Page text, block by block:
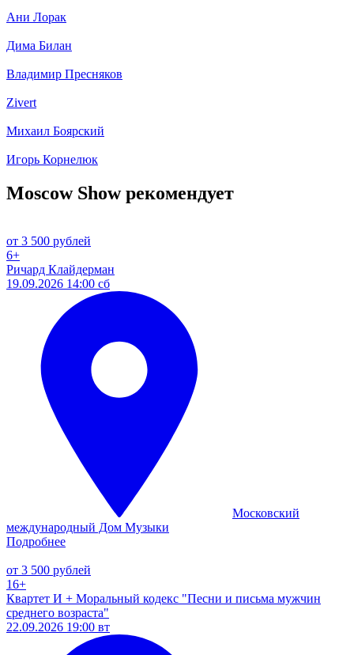
Ани Лорак
Дима Билан
Владимир Пресняков
Zivert
Михаил Боярский
Игорь Корнелюк
Moscow Show рекомендует
от 3 500 рублей
6+
Ричард Клайдерман
19.09.2026 14:00 сб
Московский
международный Дом Музыки
Подробнее
от 3 500 рублей
16+
Квартет И + Моральный кодекс "Песни и письма мужчин
среднего возраста"
22.09.2026 19:00 вт